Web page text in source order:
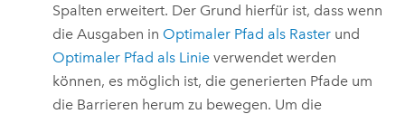
Spalten erweitert. Der Grund hierfür ist, dass wenn
die Ausgaben in Optimaler Pfad als Raster und
Optimaler Pfad als Linie verwendet werden
können, es möglich ist, die generierten Pfade um
die Barrieren herum zu bewegen. Um die